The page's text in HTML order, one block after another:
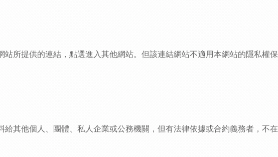
所提供的連結，點選進入其他網站。但該連結網站不適用本網站的隱私權
其他個人、團體、私人企業或公務機關，但有法律依據或合約義務者，不在